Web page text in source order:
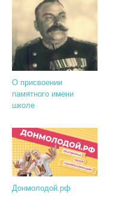
О присвоении
памятного имени
школе
Донмолодой.рф